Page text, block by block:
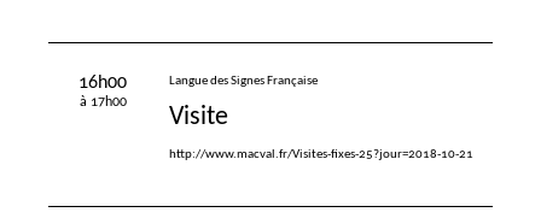
16h00
à 17h00
Langue des Signes Française
Visite
http://www.macval.fr/Visites-fixes-25?jour=2018-10-21